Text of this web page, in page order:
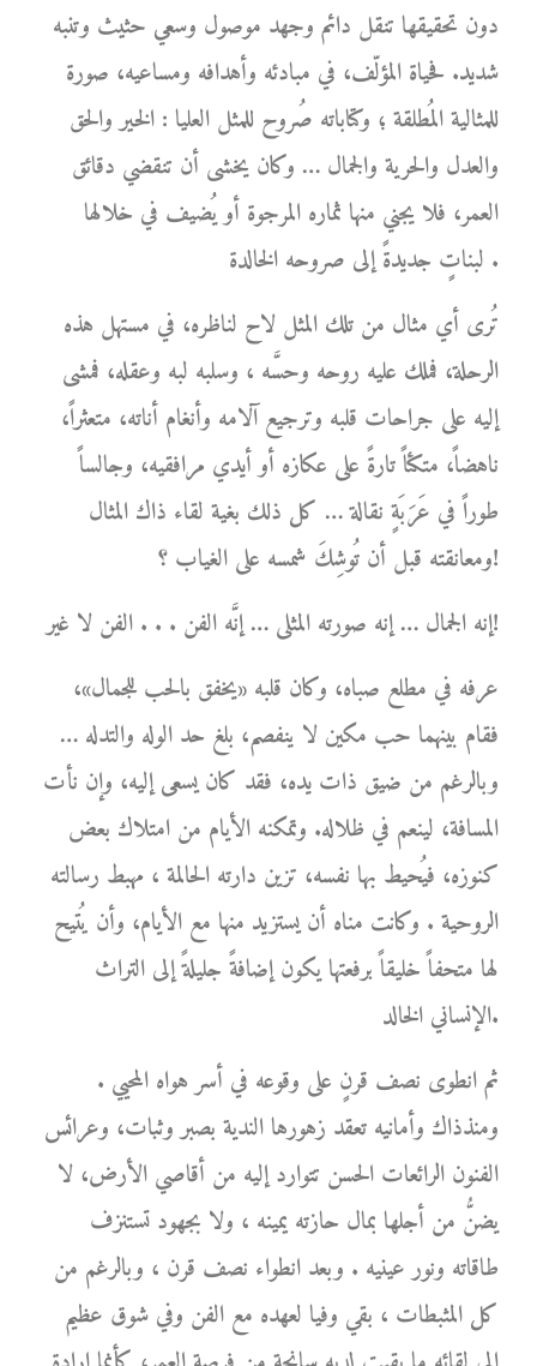
دون تحقيقها تنقل دائم وجهد موصول وسعي حثيث وتنبه
شديد. فحياة المؤلّف، في مبادئه وأهدافه ومساعيه، صورة
للمثالية المُطلقة ؛ وكتاباته صُروح للمثل العليا : الخير والحق
والعدل والحرية والجمال … وكان يخشى أن تنقضي دقائق
العمر، فلا يجني منها ثماره المرجوة أو يُضيف في خلالها
لبناتٍ جديدةً إلى صروحه الخالدة .
تُرى أي مثال من تلك المثل لاح لناظره، في مستهل هذه
الرحلة، فملك عليه روحه وحسَّه ، وسلبه لبه وعقله، فمشى
إليه على جراحات قلبه وترجيع آلامه وأنغام أناته، متعثراً،
ناهضاً، متكئاً تارةً على عكازه أو أيدي مرافقيه، وجالساً
طوراً في عَرَبَةٍ نقالة … كل ذلك بغية لقاء ذاك المثال
ومعانقته قبل أن تُوشِكَ شمسه على الغياب ؟!
إنه الجمال … إنه صورته المثلى … إنَّه الفن . . . الفن لا غير!
عرفه في مطلع صباه، وكان قلبه «يخفق بالحب للجمال»،
فقام بينهما حب مكين لا ينفصم، بلغ حد الوله والتدله …
وبالرغم من ضيق ذات يده، فقد كان يسعى إليه، وإن نأت
المسافة، لينعم في ظلاله. وتمكنه الأيام من امتلاك بعض
كنوزه، فيُحيط بها نفسه، تزين دارته الحالمة ، مهبط رسالته
الروحية . وكانت مناه أن يستزيد منها مع الأيام، وأن يُتيح
لها متحفاً خليقاً برفعتها يكون إضافةً جليلةً إلى التراث
الإنساني الخالد.
ثم انطوى نصف قرنٍ على وقوعه في أسر هواه المحيي .
ومنذذاك وأمانيه تعقد زهورها الندية بصبر وثبات، وعرائس
الفنون الرائعات الحسن تتوارد إليه من أقاصي الأرض، لا
يضنُّ من أجلها بمال حازته يمينه ، ولا بجهود تستنزف
طاقاته ونور عينيه . وبعد انطواء نصف قرن ، وبالرغم من
كل المثبطات ، بقي وفيا لعهده مع الفن وفي شوق عظيم